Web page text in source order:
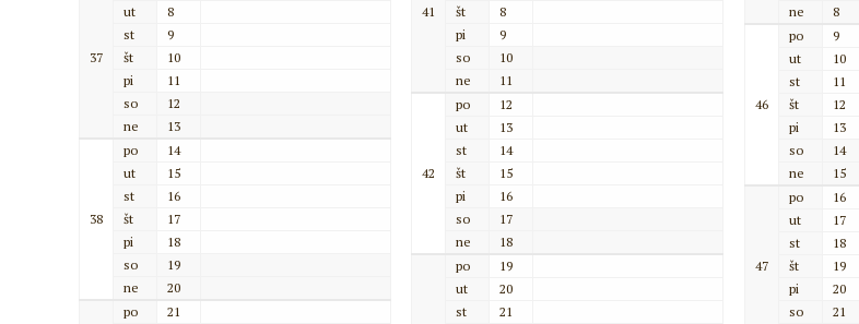
37
ut
8
st
9
št
10
pi
11
so
12
ne
13
38
po
14
ut
15
st
16
št
17
pi
18
so
19
ne
20
po
21
41
št
8
pi
9
so
10
ne
11
42
po
12
ut
13
st
14
št
15
pi
16
so
17
ne
18
po
19
ut
20
st
21
ne
8
46
po
9
ut
10
st
11
št
12
pi
13
so
14
ne
15
47
po
16
ut
17
st
18
št
19
pi
20
so
21